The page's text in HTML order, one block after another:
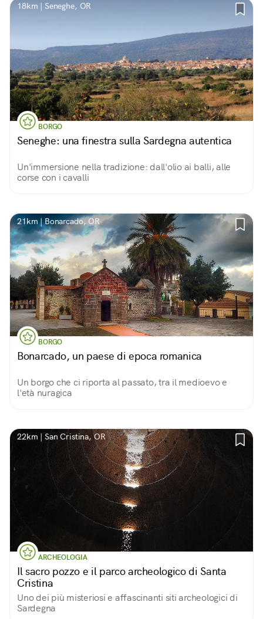
18km | Seneghe, OR
BORGO
Seneghe: una finestra sulla Sardegna autentica
Un'immersione nella tradizione: dall'olio ai balli, alle
corse con i cavalli
21km | Bonarcado, OR
BORGO
Bonarcado, un paese di epoca romanica
Un borgo che ci riporta al passato, tra il medioevo e
l'età nuragica
22km | San Cristina, OR
ARCHEOLOGIA
Il sacro pozzo e il parco archeologico di Santa
Cristina
Uno dei più misteriosi e affascinanti siti archeologici di
Sardegna